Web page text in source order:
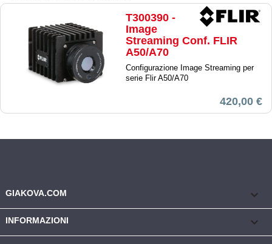
T300390 -
Image
Streaming Conf. FLIR
A50/A70
Configurazione Image Streaming per
serie Flir A50/A70
420,00 €
GIAKOVA.COM keyboard_arrow_down
INFORMAZIONI 